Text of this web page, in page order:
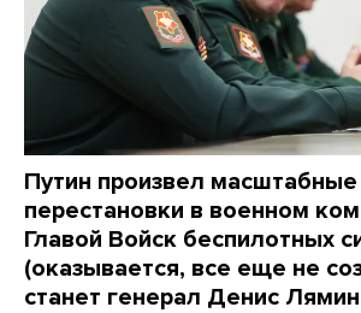
Путин произвел масштабные
перестановки в военном
Главой Войск беспилотных
(оказывается, все еще не
станет генерал Денис Лямин